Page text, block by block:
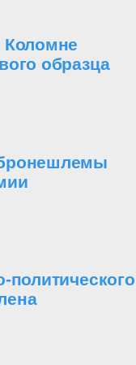
Коломне
образца
политического